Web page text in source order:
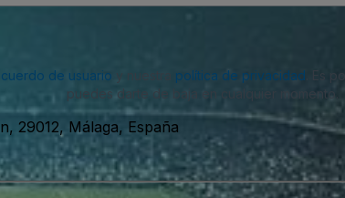
de usuario política de privacidad . Es
puedes darte de baja en cualquier momento.
29012, Málaga, España